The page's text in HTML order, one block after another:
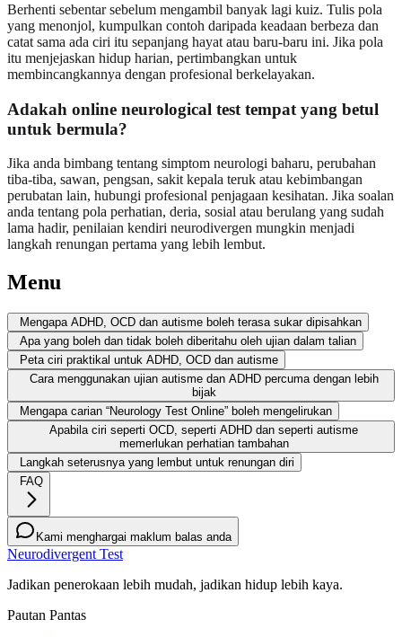
Berhenti sebentar sebelum mengambil banyak lagi kuiz. Tulis pola
yang menonjol, kumpulkan contoh daripada keadaan berbeza dan
catat sama ada ciri itu sepanjang hayat atau baru-baru ini. Jika pola
itu menjejaskan hidup harian, pertimbangkan untuk
membincangkannya dengan profesional berkelayakan.
Adakah online neurological test tempat yang betul
untuk bermula?
Jika anda bimbang tentang simptom neurologi baharu, perubahan
tiba-tiba, sawan, pengsan, sakit kepala teruk atau kebimbangan
perubatan lain, hubungi profesional penjagaan kesihatan. Jika soalan
anda tentang pola perhatian, deria, sosial atau berulang yang sudah
lama hadir, penilaian kendiri neurodivergen mungkin menjadi
langkah renungan pertama yang lebih lembut.
Menu
Mengapa ADHD, OCD dan autisme boleh terasa sukar dipisahkan
Apa yang boleh dan tidak boleh diberitahu oleh ujian dalam talian
Peta ciri praktikal untuk ADHD, OCD dan autisme
Cara menggunakan ujian autisme dan ADHD percuma dengan lebih
bijak
Mengapa carian “Neurology Test Online” boleh mengelirukan
Apabila ciri seperti OCD, seperti ADHD dan seperti autisme
memerlukan perhatian tambahan
Langkah seterusnya yang lembut untuk renungan diri
FAQ
Kami menghargai maklum balas anda
Neurodivergent Test
Jadikan penerokaan lebih mudah, jadikan hidup lebih kaya.
Pautan Pantas